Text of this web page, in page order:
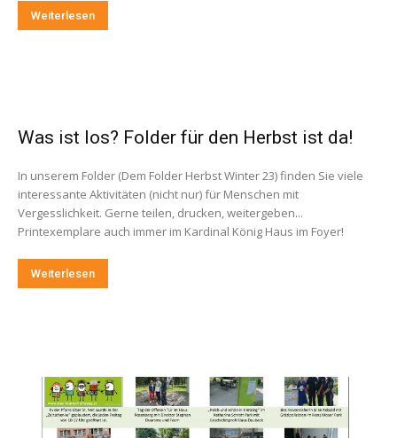
Weiterlesen
Was ist los? Folder für den Herbst ist da!
In unserem Folder (Dem Folder Herbst Winter 23) finden Sie viele
interessante Aktivitäten (nicht nur) für Menschen mit
Vergesslichkeit. Gerne teilen, drucken, weitergeben...
Printexemplare auch immer im Kardinal König Haus im Foyer!
Weiterlesen